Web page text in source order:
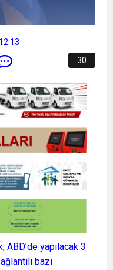
30
yapılacak 3
bazı